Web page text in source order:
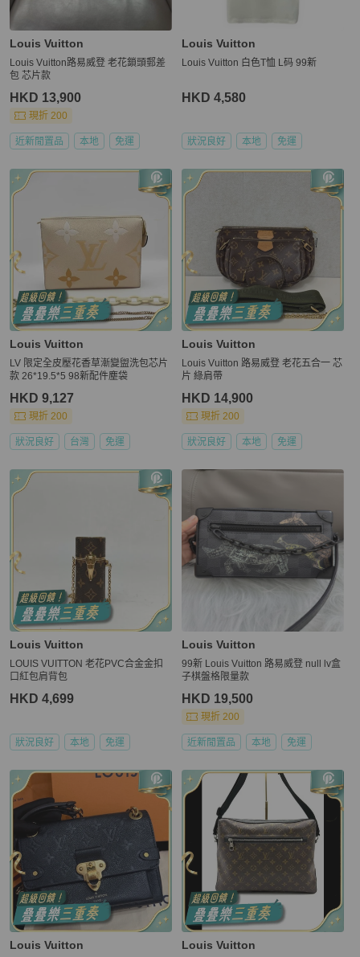
Louis Vuitton
Louis Vuitton路易威登 老花鎖頭郵差
包 芯片款
HKD 13,900
現折 200
近新閒置品 本地 免運
Louis Vuitton
Louis Vuitton 白色T恤 L码 99新
HKD 4,580
狀況良好 本地 免運
Louis Vuitton
LV 限定全皮壓花香草漸變盥洗包芯片
款 26*19.5*5 98新配件塵袋
HKD 9,127
現折 200
狀況良好 台灣 免運
Louis Vuitton
Louis Vuitton 路易威登 老花五合一 芯
片 綠肩帶
HKD 14,900
現折 200
狀況良好 本地 免運
Louis Vuitton
LOUIS VUITTON 老花PVC合金金扣
口紅包肩背包
HKD 4,699
狀況良好 本地 免運
Louis Vuitton
99新 Louis Vuitton 路易威登 null lv盒
子棋盤格限量款
HKD 19,500
現折 200
近新閒置品 本地 免運
Louis Vuitton Louis Vuitton